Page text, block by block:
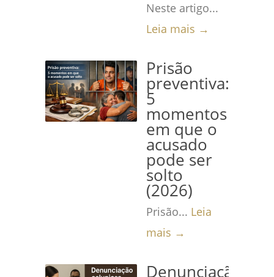
Neste artigo...
Leia mais →
Prisão
preventiva:
5
momentos
em que o
acusado
pode ser
solto
(2026)
Prisão... Leia
mais →
Denunciação